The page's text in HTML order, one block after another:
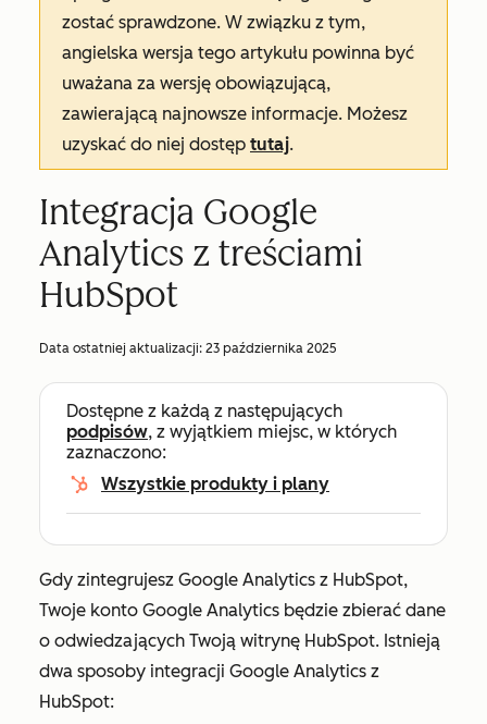
zostać sprawdzone. W związku z tym,
angielska wersja tego artykułu powinna być
uważana za wersję obowiązującą,
zawierającą najnowsze informacje. Możesz
uzyskać do niej dostęp tutaj.
Integracja Google
Analytics z treściami
HubSpot
Data ostatniej aktualizacji: 23 października 2025
Dostępne z każdą z następujących
podpisów, z wyjątkiem miejsc, w których
zaznaczono:
Wszystkie produkty i plany
Gdy zintegrujesz Google Analytics z HubSpot,
Twoje konto Google Analytics będzie zbierać dane
o odwiedzających Twoją witrynę HubSpot. Istnieją
dwa sposoby integracji Google Analytics z
HubSpot: